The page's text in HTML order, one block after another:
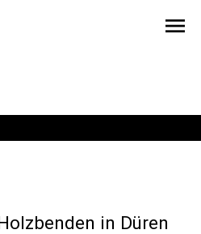
menu
in Düren